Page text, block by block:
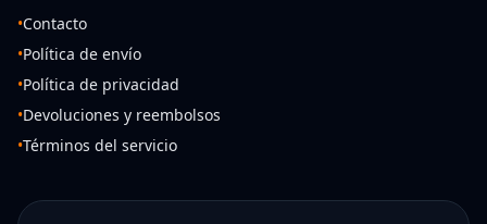
•Contacto
•Política de envío
•Política de privacidad
•Devoluciones y reembolsos
•Términos del servicio